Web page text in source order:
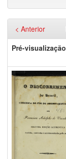
< Anterior
Pré-visualização